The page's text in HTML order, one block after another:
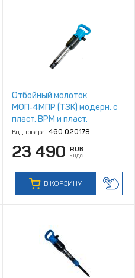
Отбойный молоток
МОП‑4МПР (ТЗК) модерн. с
пласт. ВРМ и пласт.
рукояткой
Код товара: 460.020178
23 490 RUB
с НДС
В КОРЗИНУ